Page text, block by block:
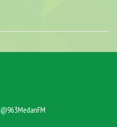
@963MedanFM